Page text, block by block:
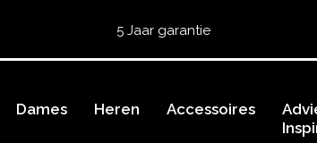
5 Jaar garantie
Beoordeeld met een4,51uit 5 op
Gratis verzending van je bestellingvanaf 39,95
Dames Heren Accessoires